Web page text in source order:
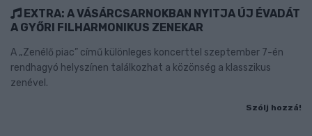
EXTRA: A VÁSÁRCSARNOKBAN NYITJA ÚJ ÉVADÁT
A GYŐRI FILHARMONIKUS ZENEKAR
A „Zenélő piac” című különleges koncerttel szeptember 7-én
rendhagyó helyszínen találkozhat a közönség a klasszikus
zenével.
Szólj hozzá!